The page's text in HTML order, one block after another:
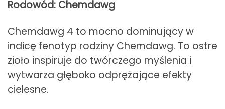
Rodowód: Chemdawg
Chemdawg 4 to mocno dominujący w
indicę fenotyp rodziny Chemdawg. To ostre
zioło inspiruje do twórczego myślenia i
wytwarza głęboko odprężające efekty
cielesne.